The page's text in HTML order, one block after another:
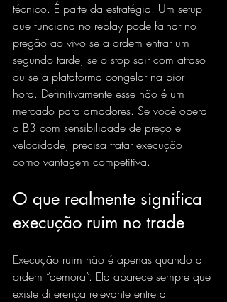
técnico. É parte da estratégia. Um setup
que funciona no replay pode falhar no
pregão ao vivo se a ordem entrar um
segundo tarde, se o stop sair com atraso
ou se a plataforma congelar na pior
hora. Definitivamente esse não é um
mercado para amadores. Se você opera
a B3 com sensibilidade de preço e
velocidade, precisa tratar execução
como vantagem competitiva.
O que realmente significa
execução ruim no trade
Execução ruim não é apenas quando a
ordem “demora”. Ela aparece sempre que
existe diferença relevante entre a